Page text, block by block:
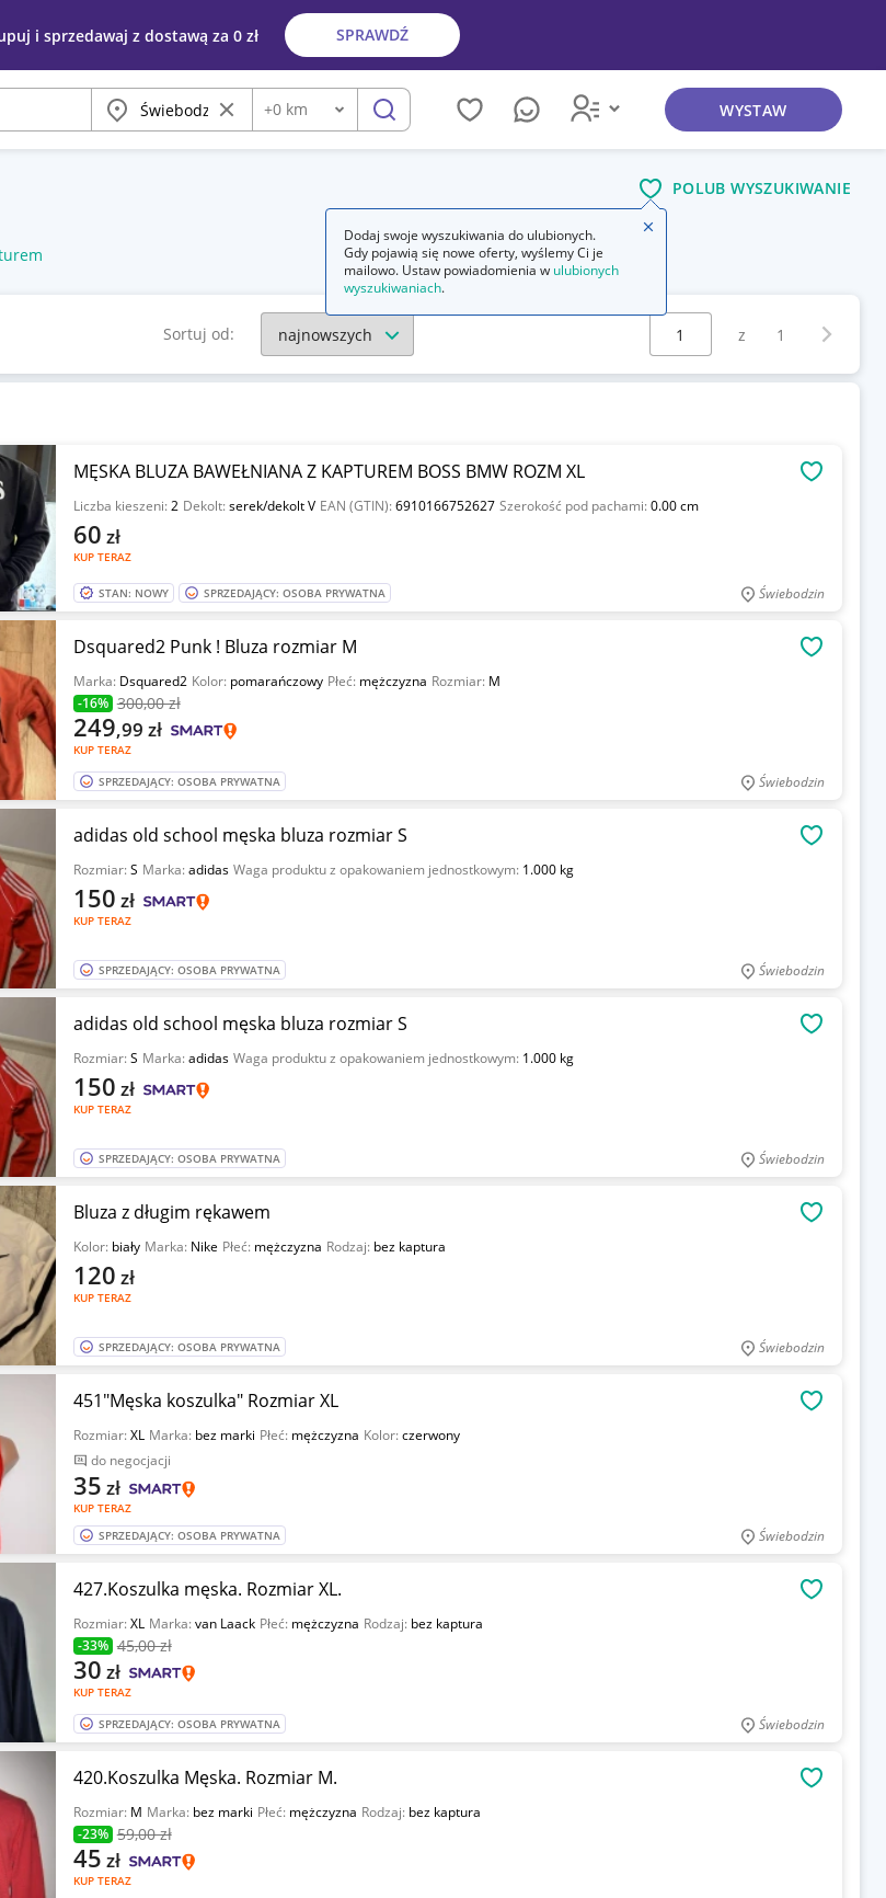
i sprzedawaj z dostawą za 0 zł SPRAWDŹ
Miasto Wyczyść frazę
Odległość
+0 km szukaj WYSTAW
POLUB WYSZUKIWANIE
Sortuj od:
Wybierz stronę:
z 1
MĘSKA BLUZA BAWEŁNIANA Z KAPTUREM BOSS BMW ROZM XL
Liczba kieszeni:2 Dekolt:serek/dekolt V EAN (GTIN):6910166752627 Szerokość pod pachami:0.00 cm
KUP TERAZ
60 zł
STAN: NOWY SPRZEDAJĄCY: OSOBA PRYWATNA Świebodzin
Dsquared2 Punk ! Bluza rozmiar M
Marka: Dsquared2 Kolor: pomarańczowy Płeć: mężczyzna Rozmiar: M
-16% 300,00 zł
KUP TERAZ
249,99 zł
SPRZEDAJĄCY: OSOBA PRYWATNA Świebodzin
adidas old school męska bluza rozmiar S
Rozmiar:S Marka:adidas Waga produktu z opakowaniem jednostkowym: 1.000 kg
KUP TERAZ
150 zł
SPRZEDAJĄCY: OSOBA PRYWATNA Świebodzin
adidas old school męska bluza rozmiar S
Rozmiar:S Marka:adidas Waga produktu z opakowaniem jednostkowym: 1.000 kg
KUP TERAZ
150 zł
SPRZEDAJĄCY: OSOBA PRYWATNA Świebodzin
Bluza z długim rękawem
Kolor: biały Marka: Nike Płeć: mężczyzna Rodzaj: bez kaptura
KUP TERAZ
120 zł
SPRZEDAJĄCY: OSOBA PRYWATNA Świebodzin
451"Męska koszulka" Rozmiar XL
Rozmiar:XL Marka: bez marki Płeć: mężczyzna Kolor:czerwony
do negocjacji
KUP TERAZ
35 zł
SPRZEDAJĄCY: OSOBA PRYWATNA Świebodzin
427.Koszulka męska. Rozmiar XL.
Rozmiar:XL Marka:van Laack Płeć: mężczyzna Rodzaj: bez kaptura
-33% 45,00 zł
KUP TERAZ
30 zł
SPRZEDAJĄCY: OSOBA PRYWATNA Świebodzin
420.Koszulka Męska. Rozmiar M.
Rozmiar: M Marka: bez marki Płeć: mężczyzna Rodzaj: bez kaptura
-23% 59,00 zł
KUP TERAZ
45 zł
Dodaj swoje wyszukiwania do ulubionych.
Gdy pojawią się nowe oferty, wyślemy Ci je
mailowo. Ustaw powiadomienia w ulubionych
wyszukiwaniach.
Zamknij wskazówkę